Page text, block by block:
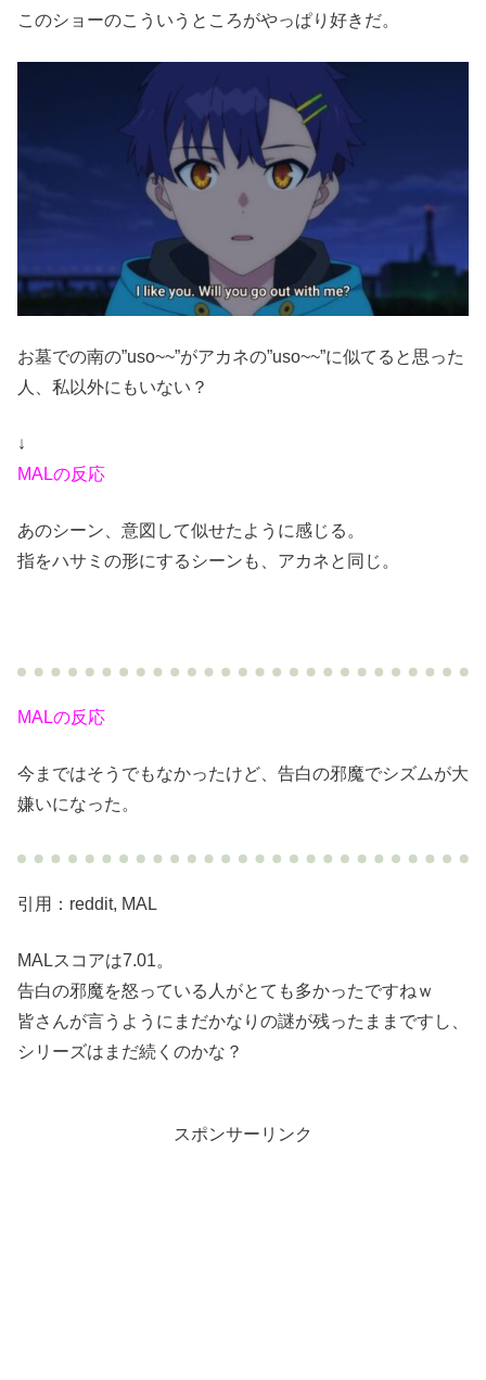
このショーのこういうところがやっぱり好きだ。
お墓での南の”uso~~”がアカネの”uso~~”に似てると思った
人、私以外にもいない？
↓
MALの反応
あのシーン、意図して似せたように感じる。
指をハサミの形にするシーンも、アカネと同じ。
MALの反応
今まではそうでもなかったけど、告白の邪魔でシズムが大
嫌いになった。
引用：reddit, MAL
MALスコアは7.01。
告白の邪魔を怒っている人がとても多かったですねｗ
皆さんが言うようにまだかなりの謎が残ったままですし、
シリーズはまだ続くのかな？
スポンサーリンク